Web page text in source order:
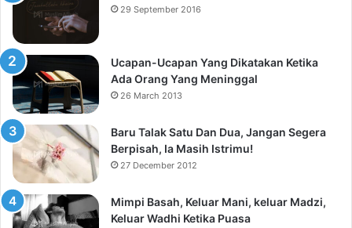
29 September 2016
Ucapan-Ucapan Yang Dikatakan Ketika
Ada Orang Yang Meninggal
26 March 2013
Baru Talak Satu Dan Dua, Jangan Segera
Berpisah, Ia Masih Istrimu!
27 December 2012
Mimpi Basah, Keluar Mani, keluar Madzi,
Keluar Wadhi Ketika Puasa